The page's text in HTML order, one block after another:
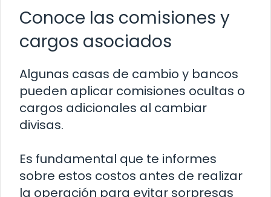
Conoce las comisiones y
cargos asociados
Algunas casas de cambio y bancos
pueden aplicar comisiones ocultas o
cargos adicionales al cambiar
divisas.
Es fundamental que te informes
sobre estos costos antes de realizar
la operación para evitar sorpresas